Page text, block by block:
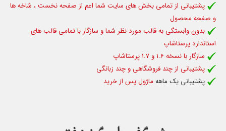
پشتیبانی از تمامی بخش های سایت شما اعم از صفحه نخست ، شاخه ها
و صفحه محصول
بدون وابستگی به قالب مورد نظر شما و سازگار با تمامی قالب های
استاندارد پرستاشاپ
سازگار با نسخه 1.6 و 1.7 پرستاشاپ
پشتیبانی از چند فروشگاهی و چند زبانگی
پشتیبانی یک ماههماژول پس از خرید